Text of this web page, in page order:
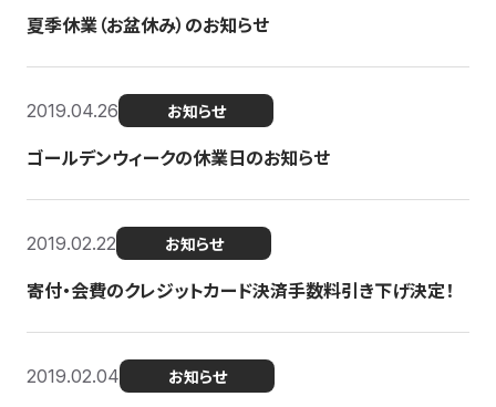
夏季休業（お盆休み）のお知らせ
2019.04.26 お知らせ
ゴールデンウィークの休業日のお知らせ
2019.02.22 お知らせ
寄付・会費のクレジットカード決済手数料引き下げ決定！
2019.02.04 お知らせ